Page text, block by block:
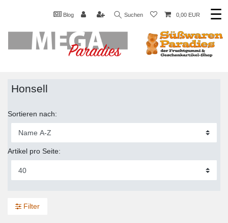
Blog Suchen 0,00 EUR ☰
Honsell
Sortieren nach:
Artikel pro Seite:
Filter